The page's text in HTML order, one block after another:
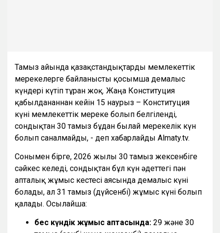
Тамыз айында қазақстандықтарды мемлекеттік
мерекелерге байланысты қосымша демалыс
күндері күтіп тұрған жоқ. Жаңа Конституция
қабылданғаннан кейін 15 наурыз – Конституция
күні мемлекеттік мереке болып белгіленді,
сондықтан 30 тамыз бұдан былай мерекелік күн
болып саналмайды, - деп хабарлайды Almaty.tv.
Сонымен бірге, 2026 жылғы 30 тамыз жексенбіге
сәйкес келеді, сондықтан бұл күн әдеттегі пән
апталық жұмыс кестесі аясында демалыс күні
болады, ал 31 тамыз (дүйсенбі) жұмыс күні болып
қалады. Осылайша:
бес күндік жұмыс аптасында: 29 және 30